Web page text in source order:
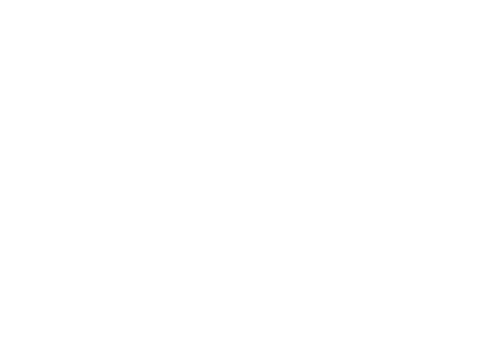
adresim ve site adresim bu tarayıcıya kaydedilsin.